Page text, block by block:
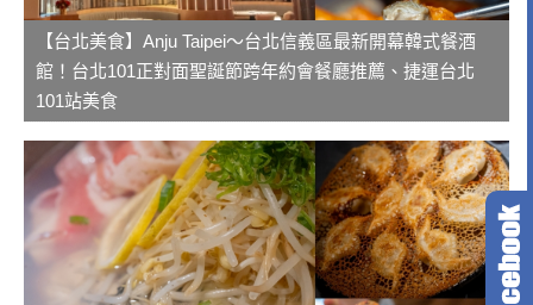
【台北美食】Anju Taipei～台北信義區最新開幕韓式餐酒
館！台北101正對面聖誕節跨年約會餐廳推薦、捷運台北
101站美食